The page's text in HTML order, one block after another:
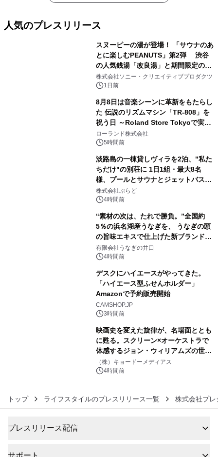
人気のプレスリリース
スヌーピーの湯が登場！ 「サウナのあ
とに楽しむPEANUTS」第2弾 渋谷
の人気銭湯「改良湯」と期間限定のコ
ラボレーション サウナイキタイコラ
ボグッズも発売決定！
株式会社ソニー・クリエイティブプロダクツ
1日前
8月8日は音楽シーンに革新をもたらし
た 伝説のリズムマシン「TR-808」を
祝う日 ～Roland Store Tokyoで実機
を展示しての 記念キャンペーンを開
催 英国ラジオ「NTS」の 特別プログ
アーティストを フィーチャーしたアニ
メーションを公開～
ローランド株式会社
5時間前
淡路島の一棟貸しヴィラを2泊、"私た
ちだけ"の別荘に 1日1組・最大8名
様、プールとサウナとジェットバス付
きで Villa Mon Temps AWAJIの連泊
素泊りプラン
株式会社ぷらど
4時間前
“素材の次は、たれで勝負。”全国約
5％の浜名湖産うなぎを、 うなぎの頭
の旨味エキスで仕上げた新ブランド
「井口の誉」誕生
有限会社うなぎの井口
4時間前
デスクにハイエースがやってきた。
「ハイエース型ふせんホルダー」
Amazonで予約販売開始
CAMSHOP.JP
3時間前
映画史を変えた旋律が、名場面ととも
に甦る。スクリーン×オーケストラで
体感するジョン・ウィリアムズの世
界。ジョン・ウィリアムズ：シネマ・
スペクタキュラー・コンサート 開催決
（株）キョードーメディアス
4時間前
トップ ライフスタイルのプレスリリース一覧 株式会社プレ
プレスリリース配信
サポート